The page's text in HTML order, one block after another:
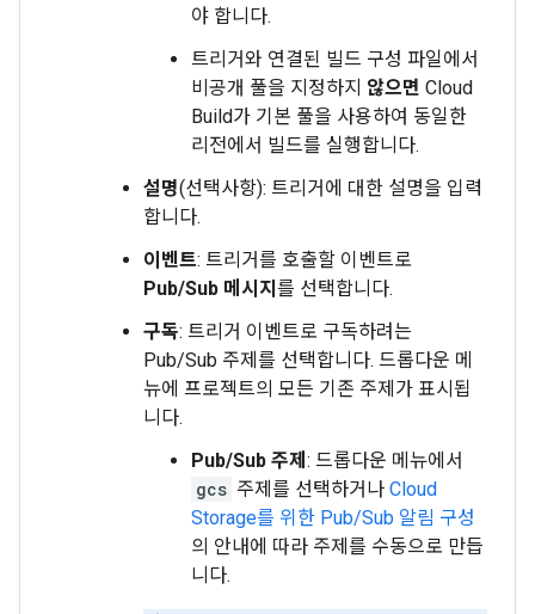
야 합니다.
트리거와 연결된 빌드 구성 파일에서
비공개 풀을 지정하지 않으면 Cloud
Build가 기본 풀을 사용하여 동일한
리전에서 빌드를 실행합니다.
설명(선택사항): 트리거에 대한 설명을 입력
합니다.
이벤트: 트리거를 호출할 이벤트로
Pub/Sub 메시지 를 선택합니다.
구독: 트리거 이벤트로 구독하려는
Pub/Sub 주제를 선택합니다. 드롭다운 메
뉴에 프로젝트의 모든 기존 주제가 표시됩
니다.
Pub/Sub 주제 : 드롭다운 메뉴에서
gcs 주제를 선택하거나 Cloud
Storage를 위한 Pub/Sub 알림 구성
의 안내에 따라 주제를 수동으로 만듭
니다.